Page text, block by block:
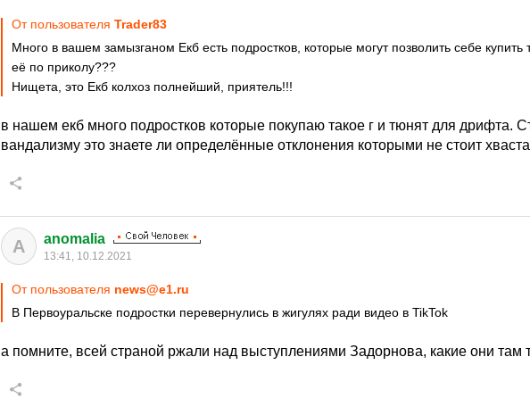
От пользователя Trader83
Много в вашем замызганом Екб есть подростков, которые могут позволить себе купить
её по приколу???
Нищета, это Екб колхоз полнейший, приятель!!!
в нашем екб много подростков которые покупаю такое г и тюнят для дрифта.
вандализму это знаете ли определённые отклонения которыми не стоит
A anomalia
13:41, 10.12.2021
От пользователя news@e1.ru
В Первоуральске подростки перевернулись в жигулях ради видео в TikTok
а помните, всей страной ржали над выступлениями Задорнова, какие они там